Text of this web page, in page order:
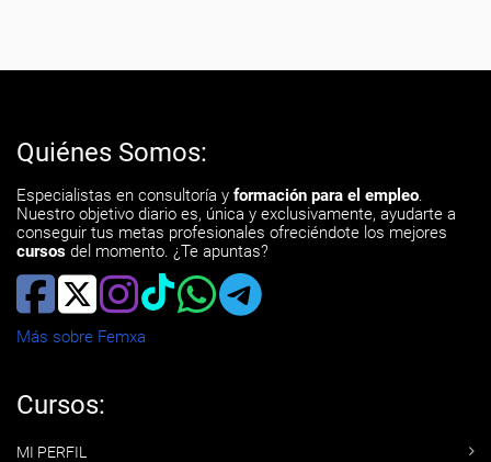
Quiénes Somos:
Especialistas en consultoría y formación para el empleo.
Nuestro objetivo diario es, única y exclusivamente, ayudarte a
conseguir tus metas profesionales ofreciéndote los mejores
cursos del momento. ¿Te apuntas?
Más sobre Femxa
Cursos:
MI PERFIL